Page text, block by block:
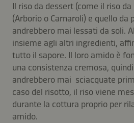
Il riso da dessert (come il riso
(Arborio o Carnaroli) e quello da
andrebbero mai lessati da soli.
insieme agli altri ingredienti,
tutto il sapore. Il loro amido è
una consistenza cremosa,
andrebbero mai sciacquate
caso del risotto, il riso viene
durante la cottura proprio per
amido.